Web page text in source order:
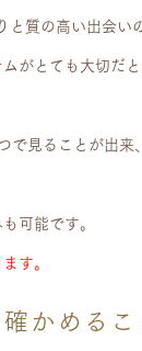
質の高い出会い
がとても大切だ
で見ることが出
可能です。
す。
かめるこ